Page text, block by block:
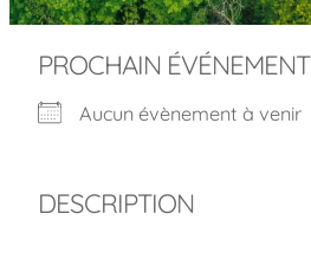
PROCHAIN ÉVÉNEMENT
Aucun évènement à venir
DESCRIPTION